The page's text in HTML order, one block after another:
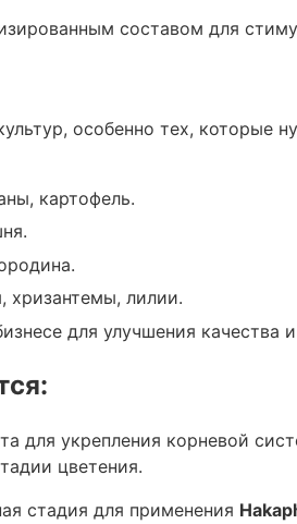
и увеличения
составом для
особенно тех, которые
картофель.
хризантемы, лилии.
для улучшения качества
для укрепления корневой
цветения.
стадия для применения